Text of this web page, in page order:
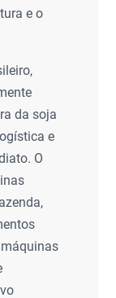
e o
da soja
e
O